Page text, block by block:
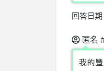
回答日
匿名
我的